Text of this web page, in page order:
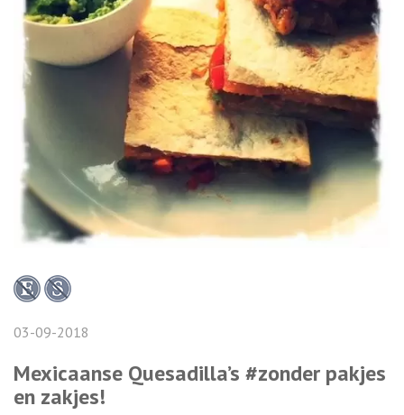
03-09-2018
Mexicaanse Quesadilla’s #zonder pakjes
en zakjes!